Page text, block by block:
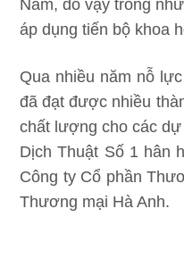
Nam, do vậy trong
áp dụng tiến bộ khoa
Qua nhiều năm nỗ
đã đạt được nhiều
chất lượng cho các
Dịch Thuật Số 1 hân
Công ty Cổ phần
Thương mại Hà Anh.